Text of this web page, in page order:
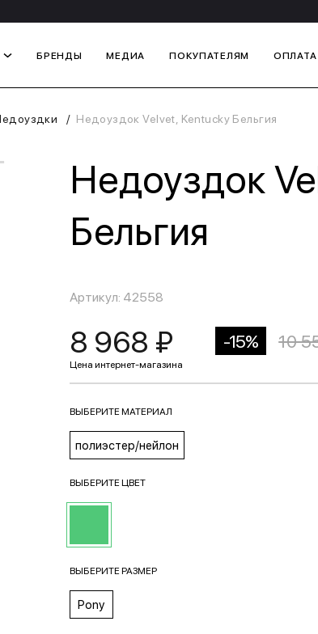
БРЕНДЫ МЕДИА ПОКУПАТЕЛЯМ
Недоуздок Velvet, Kentucky Бельгия
Недоуздок
Бельгия
Артикул: 42558
8 968 ₽ -15% 10
ВЫБЕРИТЕ МАТЕРИАЛ
полиэстер/нейлон
ВЫБЕРИТЕ ЦВЕТ
ВЫБЕРИТЕ РАЗМЕР
Pony